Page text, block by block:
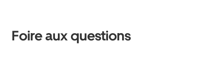
Foire aux questions